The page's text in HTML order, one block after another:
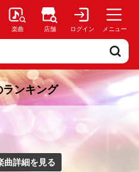
楽曲 店舗 ログイン メニュー
ランキング
曲詳細を見る